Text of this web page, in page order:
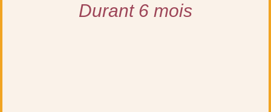
Durant 6 mois